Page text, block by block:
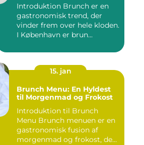
Introduktion Brunch er en
gastronomisk trend, der
vinder frem over hele kloden.
I København er brun...
15. jan
Brunch Menu: En Hyldest
til Morgenmad og Frokost
Introduktion til Brunch
Menu Brunch menuen er en
gastronomisk fusion af
morgenmad og frokost, der